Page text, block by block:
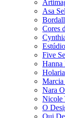
Asa
Cores
Five
Hanna
Holaria
Nara
Nicole
O
Oui